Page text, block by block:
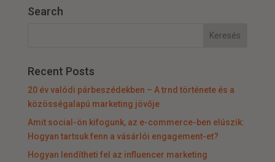
Search
Recent Posts
20 év valódi párbeszédekben – A trnd története és a
közösségalapú marketing jövője
Amit social-ön kifogunk, az e-commerce-ben elúszik:
Hogyan tartsuk fenn a vásárlói engagement-et?
Hogyan lendítheti fel az influencer marketing